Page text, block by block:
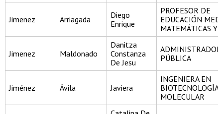
Jimenez Arriagada
Diego
Enrique
PROFESOR DE
EDUCACIÓN
MATEMÁTICAS Y
Jimenez Maldonado
Danitza
Constanza
De Jesu
PÚBLICA
Jiménez Ávila Javiera
INGENIERA EN
BIOTECNOLOGÍA
MOLECULAR